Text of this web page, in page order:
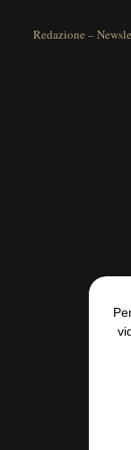
Redazione –